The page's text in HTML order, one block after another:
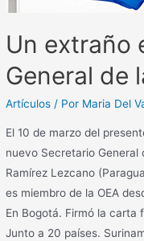
Un extraño
General de
Artículos / Por Maria Del
El 10 de marzo del
nuevo Secretario General
Ramírez Lezcano
es miembro de la OEA
En Bogotá. Firmó la carta
Junto a 20 países.